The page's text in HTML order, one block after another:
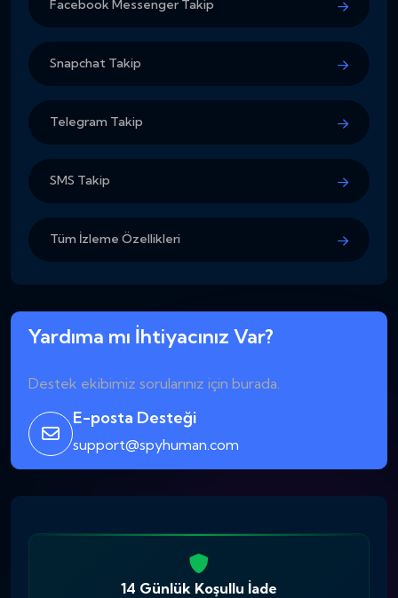
Facebook Messenger Takip
Snapchat Takip
Telegram Takip
SMS Takip
Tüm İzleme Özellikleri
Yardıma mı İhtiyacınız Var?
Destek ekibimiz sorularınız için burada.
E-posta Desteği
support@spyhuman.com
14 Günlük Koşullu İade